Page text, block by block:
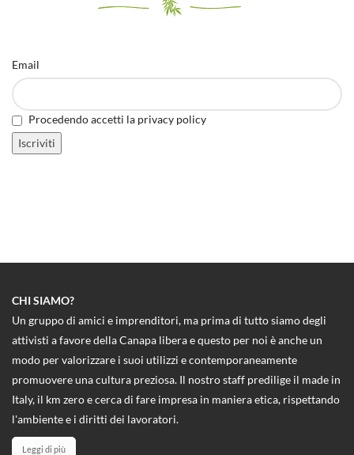
Email
Procedendo accetti la privacy policy
CHI SIAMO?
Un gruppo di amici e imprenditori, ma prima di tutto siamo degli
attivisti a favore della Canapa libera e questo per noi è anche un
modo per valorizzare i suoi utilizzi e contemporaneamente
promuovere una cultura preziosa. Il nostro staff predilige il made in
Italy, il km zero e cerca di fare impresa in maniera etica, rispettando
l'ambiente e i diritti dei lavoratori.
Leggi di più